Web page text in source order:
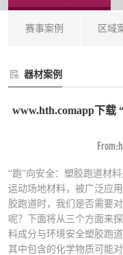
赛事案例 区域
器材案例
www.hth.comapp下载
“跑”向安全：塑胶跑道材
运动场地材料，被广泛应
胶跑道时，我们是否需要
呢？下面将从三个方面来
料成分与环境安全塑胶跑
其中包含的化学物质可能